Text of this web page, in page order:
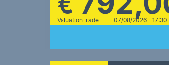
Valuation trade 07/08/2026 - 17:30